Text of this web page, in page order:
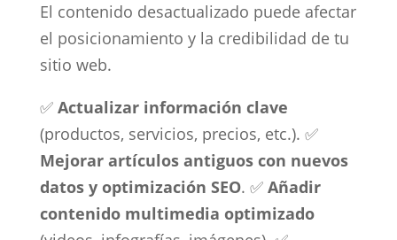
El contenido desactualizado puede afectar
el posicionamiento y la credibilidad de tu
sitio web.
✅ Actualizar información clave
(productos, servicios, precios, etc.). ✅
Mejorar artículos antiguos con nuevos
datos y optimización SEO. ✅ Añadir
contenido multimedia optimizado